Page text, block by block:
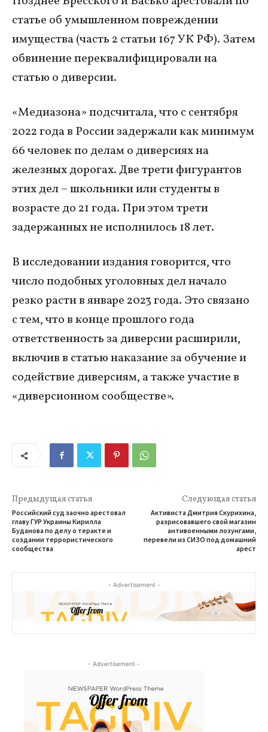
статье об умышленном повреждении
имущества (часть 2 статьи 167 УК РФ). Затем
обвинение переквалифицировали на
статью о диверсии.
«Медиазона» подсчитала, что с сентября
2022 года в России задержали как минимум
66 человек по делам о диверсиях на
железных дорогах. Две трети фигурантов
этих дел – школьники или студенты в
возрасте до 21 года. При этом трети
задержанных не исполнилось 18 лет.
В исследовании издания говорится, что
число подобных уголовных дел начало
резко расти в январе 2023 года. Это связано
с тем, что в конце прошлого года
ответственность за диверсии расширили,
включив в статью наказание за обучение и
содействие диверсиям, а также участие в
«диверсионном сообществе».
Предыдущая статья
Российский суд заочно арестовал
главу ГУР Украины Кирилла
Буданова по делу о теракте и
создании террористического
сообщества
Следующая статья
Активиста Дмитрия Скурихина,
разрисовавшего свой магазин
антивоенными лозунгами,
перевели из СИЗО под домашний
арест
- Advertisement -
- Advertisement -